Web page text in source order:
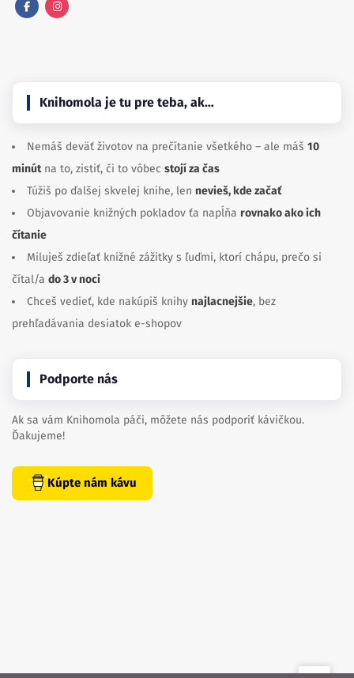
Knihomola je tu pre teba, ak…
Nemáš deväť životov na prečítanie všetkého – ale máš 10
minútna to, zistiť, či to vôbec stojí za čas
Túžiš po ďalšej skvelej knihe, len nevieš, kde začať
Objavovanie knižných pokladov ťa napĺňa rovnako ako ich
čítanie
Miluješ zdieľať knižné zážitky s ľuďmi, ktorí chápu, prečo si
čítal/a do 3 v noci
Chceš vedieť, kde nakúpiš knihy najlacnejšie, bez
prehľadávania desiatok e-shopov
Podporte nás
Ak sa vám Knihomola páči, môžete nás podporiť kávičkou.
Ďakujeme!
Kúpte nám kávu